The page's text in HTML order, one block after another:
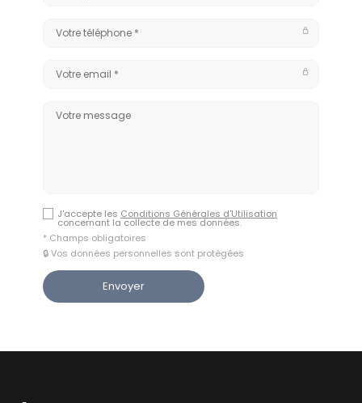
J'accepte les Conditions Générales d'Utilisation
concernant la collecte de mes données.
* Champs obligatoires
🔒 Vos données personnelles sont protégées